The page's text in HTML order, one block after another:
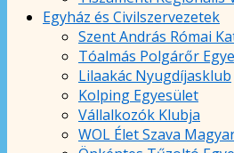
Egyház és Civilszervezetek
Szent András Római
Tóalmás Polgárőr
Lilaakác Nyugdíjasklub
Kolping Egyesület
Vállalkozók Klubja
WOL Élet Szava